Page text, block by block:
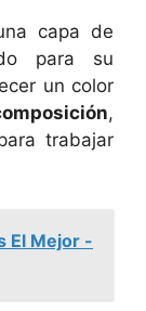
capa de
para su
un color
,
trabajar
El Mejor -